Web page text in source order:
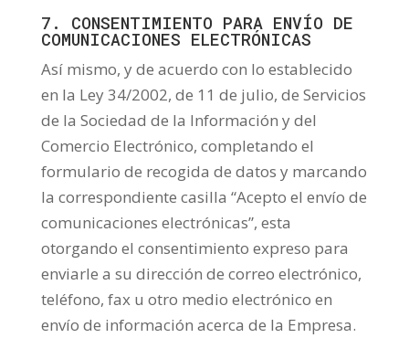
7. CONSENTIMIENTO PARA ENVÍO DE
COMUNICACIONES ELECTRÓNICAS
Así mismo, y de acuerdo con lo establecido
en la Ley 34/2002, de 11 de julio, de Servicios
de la Sociedad de la Información y del
Comercio Electrónico, completando el
formulario de recogida de datos y marcando
la correspondiente casilla “Acepto el envío de
comunicaciones electrónicas”, esta
otorgando el consentimiento expreso para
enviarle a su dirección de correo electrónico,
teléfono, fax u otro medio electrónico en
envío de información acerca de la Empresa.